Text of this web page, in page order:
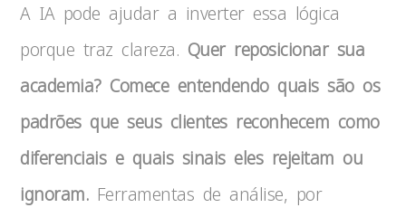
A IA pode ajudar a inverter essa lógica
porque traz clareza. Quer reposicionar sua
academia? Comece entendendo quais são os
padrões que seus clientes reconhecem como
diferenciais e quais sinais eles rejeitam ou
ignoram. Ferramentas de análise, por